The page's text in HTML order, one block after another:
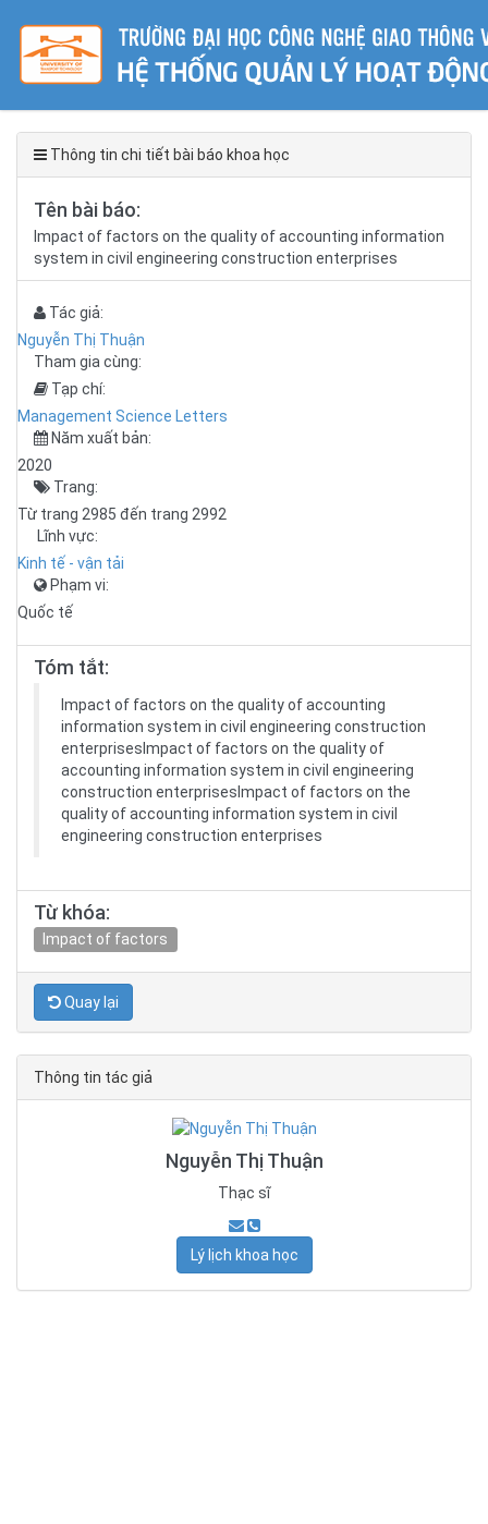
Thông tin chi tiết bài báo khoa học
Tên bài báo:
Impact of factors on the quality of accounting information
system in civil engineering construction enterprises
Tác giả:
Nguyễn Thị Thuận
Tham gia cùng:
Tạp chí:
Management Science Letters
Năm xuất bản:
2020
Trang:
Từ trang 2985 đến trang 2992
Lĩnh vực:
Kinh tế - vận tải
Phạm vi:
Quốc tế
Tóm tắt:
Impact of factors on the quality of accounting
information system in civil engineering construction
enterprisesImpact of factors on the quality of
accounting information system in civil engineering
construction enterprisesImpact of factors on the
quality of accounting information system in civil
engineering construction enterprises
Từ khóa:
Impact of factors
Quay lại
Thông tin tác giả
Nguyễn Thị Thuận
Thạc sĩ
Lý lịch khoa học